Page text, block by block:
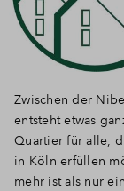
Zwischen der
entsteht etwas
Quartier für alle,
in Köln erfüllen
mehr ist als nur